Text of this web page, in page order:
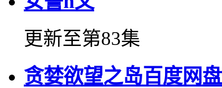
更新至第83集
贪婪欲望之岛百度网盘